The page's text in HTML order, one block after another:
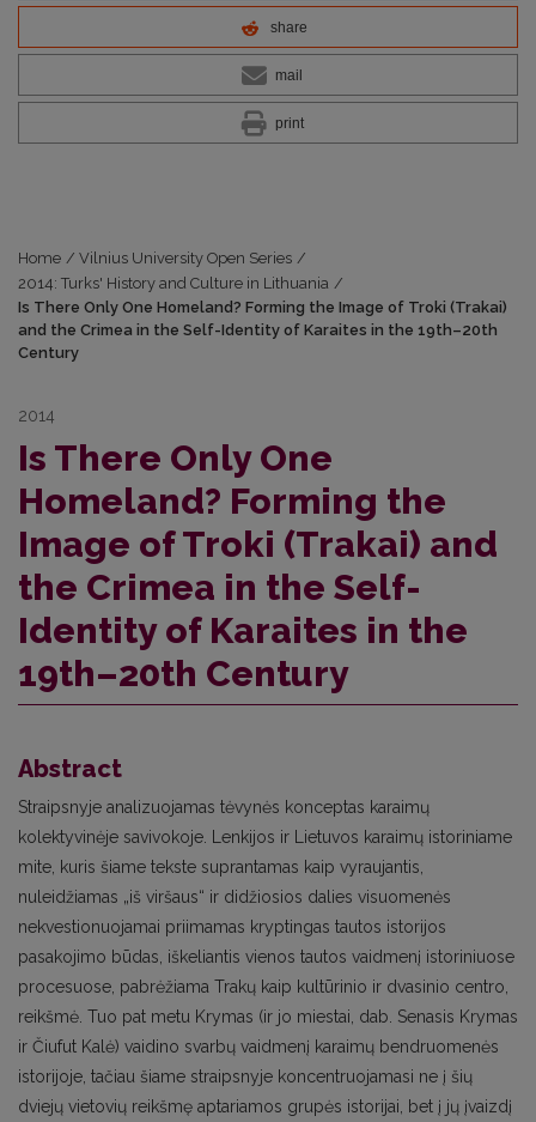
share
mail
print
Home / Vilnius University Open Series /
2014: Turks' History and Culture in Lithuania /
Is There Only One Homeland? Forming the Image of Troki (Trakai)
and the Crimea in the Self-Identity of Karaites in the 19th–20th
Century
2014
Is There Only One
Homeland? Forming the
Image of Troki (Trakai) and
the Crimea in the Self-
Identity of Karaites in the
19th–20th Century
Abstract
Straipsnyje analizuojamas tėvynės konceptas karaimų
kolektyvinėje savivokoje. Lenkijos ir Lietuvos karaimų istoriniame
mite, kuris šiame tekste suprantamas kaip vyraujantis,
nuleidžiamas „iš viršaus“ ir didžiosios dalies visuomenės
nekvestionuojamai priimamas kryptingas tautos istorijos
pasakojimo būdas, iškeliantis vienos tautos vaidmenį istoriniuose
procesuose, pabrėžiama Trakų kaip kultūrinio ir dvasinio centro,
reikšmė. Tuo pat metu Krymas (ir jo miestai, dab. Senasis Krymas
ir Čiufut Kalė) vaidino svarbų vaidmenį karaimų bendruomenės
istorijoje, tačiau šiame straipsnyje koncentruojamasi ne į šių
dviejų vietovių reikšmę aptariamos grupės istorijai, bet į jų įvaizdį